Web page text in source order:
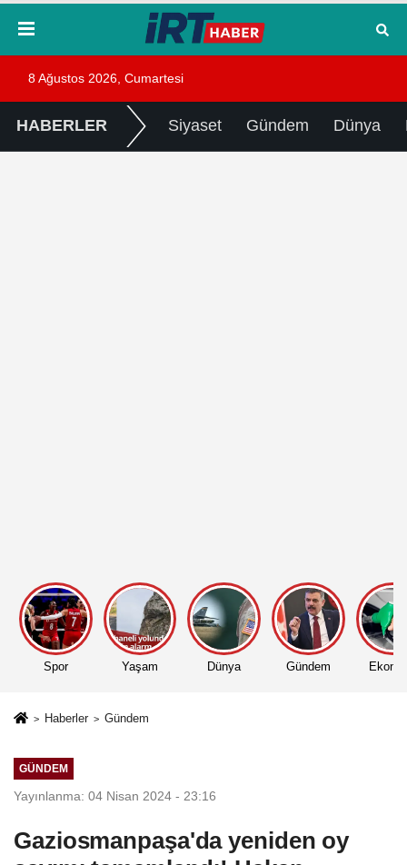
8 Ağustos 2026, Cumartesi
HABERLER Siyaset Gündem Dünya
Spor Yaşam Dünya Gündem
Haberler Gündem
GÜNDEM
Yayınlanma: 04 Nisan 2024 - 23:16
Gaziosmanpaşa'da yeniden oy